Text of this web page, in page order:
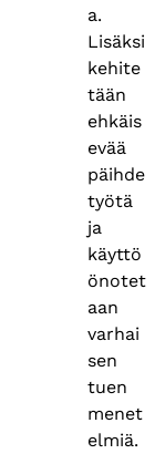
a.
Lisäksi
kehite
tään
ehkäis
evää
päihde
työtä
ja
käyttö
önotet
aan
varhai
sen
tuen
menet
elmiä.